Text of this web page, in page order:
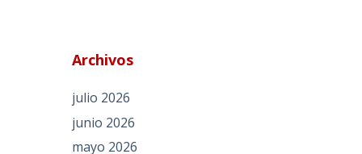
Archivos
julio 2026
junio 2026
mayo 2026